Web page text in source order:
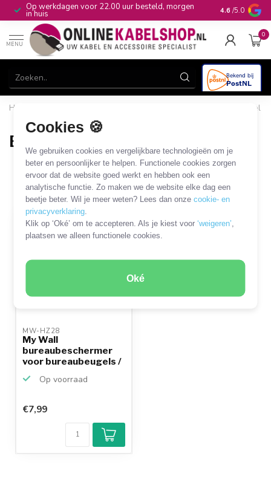
Cookies 🍪
We gebruiken cookies en vergelijkbare technologieën om je
beter en persoonlijker te helpen. Functionele cookies zorgen
ervoor dat de website goed werkt en hebben ook een
analytische functie. Zo maken we de website elke dag een
beetje beter. Wil je meer weten? Lees dan onzecookie- en
privacyverklaring
Klik op ‘Oké’ om te accepteren. Als je kiest voor‘weigeren’
plaatsen we alleen functionele cookies.
Oké
Op werkdagen voor 22.00 uur besteld, morgen
in huis 10+jaar
4.6 /5.0
MENU
0
Home
Bureaubeugel
Bureaubeschermer
Bureaubeschermer
1 PRODUCT
Filters SORTEER OP
MW-HZ28
My Wall
bureaubeschermer
voor bureaubeugels /
Op voorraad
€7,99